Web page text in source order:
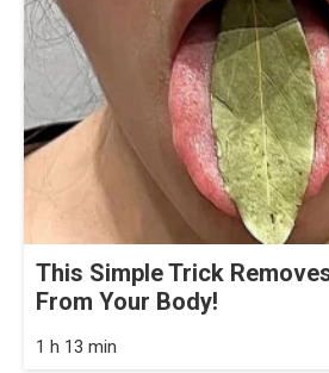
This Simple Trick
From Your Body!
1 h 13 min